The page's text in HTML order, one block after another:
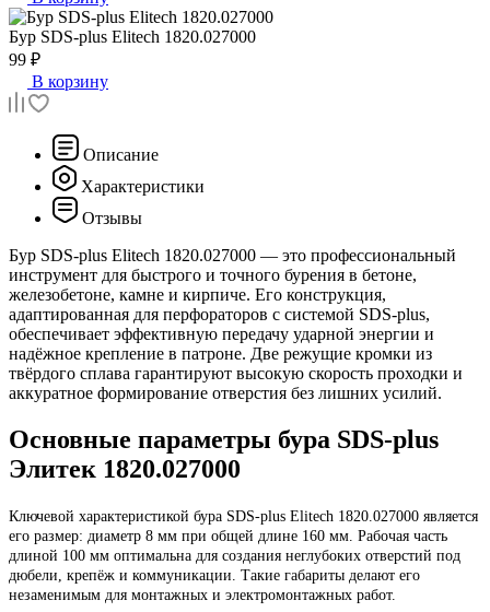
Бур SDS-plus Elitech 1820.027000
99 ₽
В корзину
Описание
Характеристики
Отзывы
Бур SDS-plus Elitech 1820.027000 — это профессиональный
инструмент для быстрого и точного бурения в бетоне,
железобетоне, камне и кирпиче. Его конструкция,
адаптированная для перфораторов с системой SDS-plus,
обеспечивает эффективную передачу ударной энергии и
надёжное крепление в патроне. Две режущие кромки из
твёрдого сплава гарантируют высокую скорость проходки и
аккуратное формирование отверстия без лишних усилий.
Основные параметры бура SDS-plus
Элитек 1820.027000
Ключевой характеристикой бура SDS-plus Elitech 1820.027000 является
его размер: диаметр 8 мм при общей длине 160 мм. Рабочая часть
длиной 100 мм оптимальна для создания неглубоких отверстий под
дюбели, крепёж и коммуникации. Такие габариты делают его
незаменимым для монтажных и электромонтажных работ.